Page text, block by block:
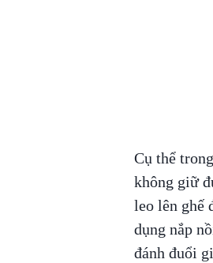
Cụ thể
không giữ
leo lên ghế
dụng nắp
đánh đuổi